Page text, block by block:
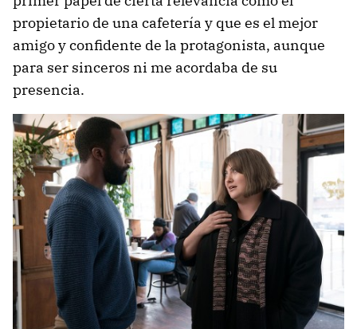
propietario de una cafetería y que es el mejor
amigo y confidente de la protagonista, aunque
para ser sinceros ni me acordaba de su
presencia.